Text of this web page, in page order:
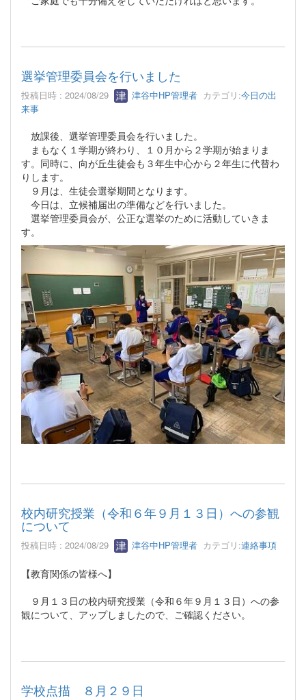
選挙管理委員会を行いました
投稿日時 : 2024/08/29 津谷中HP管理者 カテゴリ:今日の出
来事
放課後、選挙管理委員会を行いました。
まもなく１学期が終わり、１０月から２学期が始まりま
す。同時に、向が丘生徒会も３年生中心から２年生に代替わ
りします。
９月は、生徒会選挙期間となります。
今日は、立候補届出の準備などを行いました。
選挙管理委員会が、公正な選挙のために活動していきま
す。
校内研究授業（令和６年９月１３日）への参観
について
投稿日時 : 2024/08/29 津谷中HP管理者 カテゴリ:連絡事項
【教育関係の皆様へ】
９月１３日の校内研究授業（令和６年９月１３日）への参
観について、アップしましたので、ご確認ください。
学校点描 ８月２９日